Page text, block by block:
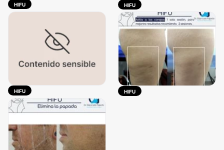
HIFU HIFU
HIFU HIFU